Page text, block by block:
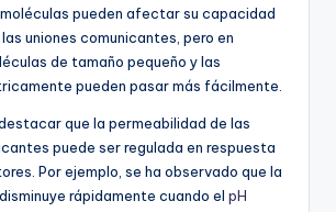
pueden afectar su capacidad
uniones comunicantes, pero en
de tamaño pequeño y las
pueden pasar más fácilmente.
que la permeabilidad de las
puede ser regulada en respuesta
Por ejemplo, se ha observado que la
rápidamente cuando el pH